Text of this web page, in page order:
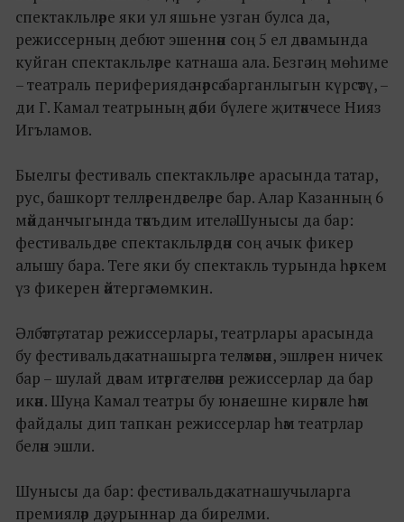
спектакльләре яки ул яшьне узган булса да,
режиссерның дебют эшеннән соң 5 ел дәвамында
куйган спектакльләре катнаша ала. Безгә иң мөһиме
– театраль перифериядә нәрсә барганлыгын күрсәтү, –
ди Г. Камал театрының әдәби бүлеге җитәкчесе Нияз
Игъламов.
Быелгы фестиваль спектакльләре арасында татар,
рус, башкорт телләрендәгеләре бар. Алар Казанның 6
мәйданчыгында тәкъдим ителә. Шунысы да бар:
фестивальдәге спектакльләрдән соң ачык фикер
алышу бара. Теге яки бу спектакль турында һәркем
үз фикерен әйтергә мөмкин.
Әлбәттә, татар режиссерлары, театрлары арасында
бу фестивальдә катнашырга теләмәгән, эшләрен ничек
бар – шулай дәвам итәргә теләгән режиссерлар да бар
икән. Шуңа Камал театры бу юнәлешне кирәкле һәм
файдалы дип тапкан режиссерлар һәм театрлар
белән эшли.
Шунысы да бар: фестивальдә катнашучыларга
премияләр дә, урыннар да бирелми.